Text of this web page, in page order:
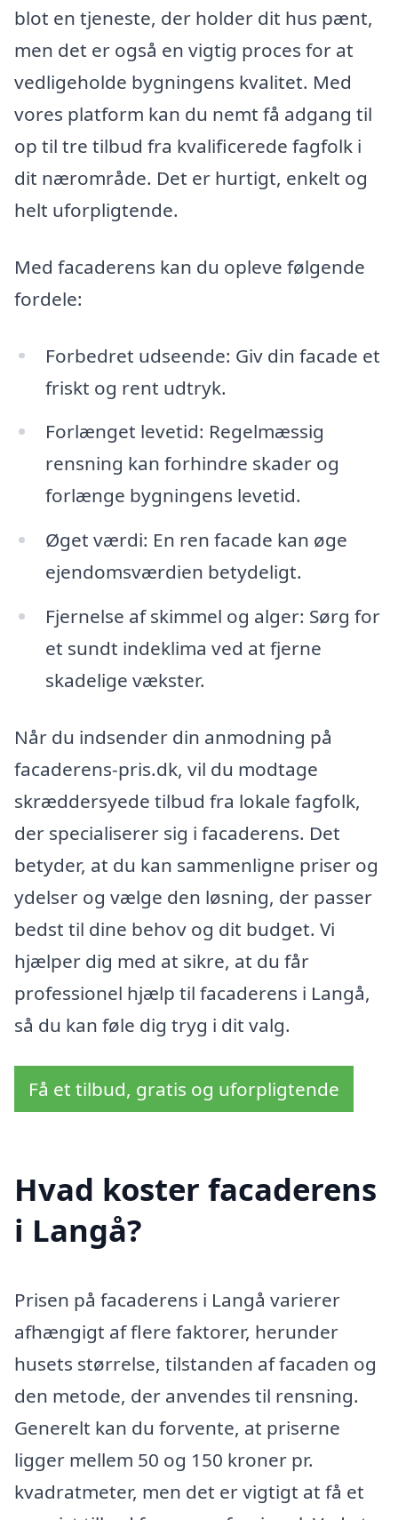
blot en tjeneste, der holder dit hus pænt,
men det er også en vigtig proces for at
vedligeholde bygningens kvalitet. Med
vores platform kan du nemt få adgang til
op til tre tilbud fra kvalificerede fagfolk i
dit nærområde. Det er hurtigt, enkelt og
helt uforpligtende.
Med facaderens kan du opleve følgende
fordele:
Forbedret udseende: Giv din facade et
friskt og rent udtryk.
Forlænget levetid: Regelmæssig
rensning kan forhindre skader og
forlænge bygningens levetid.
Øget værdi: En ren facade kan øge
ejendomsværdien betydeligt.
Fjernelse af skimmel og alger: Sørg for
et sundt indeklima ved at fjerne
skadelige vækster.
Når du indsender din anmodning på
facaderens-pris.dk, vil du modtage
skræddersyede tilbud fra lokale fagfolk,
der specialiserer sig i facaderens. Det
betyder, at du kan sammenligne priser og
ydelser og vælge den løsning, der passer
bedst til dine behov og dit budget. Vi
hjælper dig med at sikre, at du får
professionel hjælp til facaderens i Langå,
så du kan føle dig tryg i dit valg.
Få et tilbud, gratis og uforpligtende
Hvad koster facaderens
i Langå?
Prisen på facaderens i Langå varierer
afhængigt af flere faktorer, herunder
husets størrelse, tilstanden af facaden og
den metode, der anvendes til rensning.
Generelt kan du forvente, at priserne
ligger mellem 50 og 150 kroner pr.
kvadratmeter, men det er vigtigt at få et